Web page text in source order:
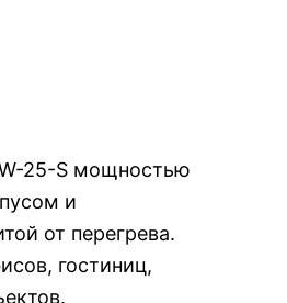
25-S мощностью
и
от перегрева.
гостиниц,